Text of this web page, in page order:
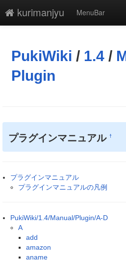
kurimanjyu
MenuBar
添付
凍結解除
一覧
単語検索
PukiWiki / 1.4 /
Plugin
プラグインマニュアル†
プラグインマニュアル
プラグインマニュアルの凡例
PukiWiki/1.4/Manual/Plugin/A-D
A
add
amazon
aname